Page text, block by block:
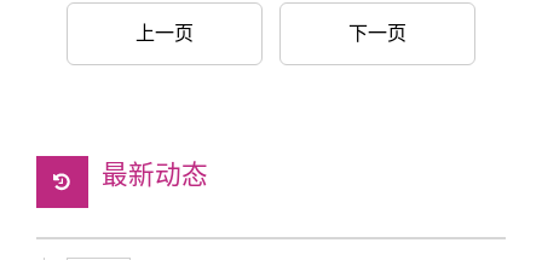
上一页 下一页
最新动态